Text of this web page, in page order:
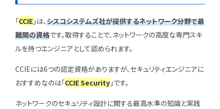
「CCIE 」は、シスコシステムズ社が提供するネットワーク分野で最
難関の資格です。取得することで、ネットワークの高度な専門スキ
ルを持つエンジニアとして認められます。
CCIEには6つの認定資格がありますが、セキュリティエンジニアに
おすすめなのは「CCIE Security 」です。
ネットワークのセキュリティ設計に関する最高水準の知識と実践